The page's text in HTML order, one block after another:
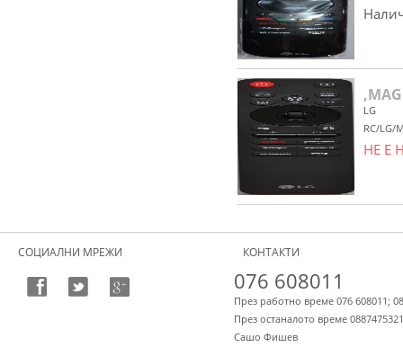
LG
RC/LG/
НЕ Е
СОЦИАЛНИ МРЕЖИ КОНТАКТИ
076 608011
През работно време 076 608011;
През останалото време 0887475321
Сашо Фишев